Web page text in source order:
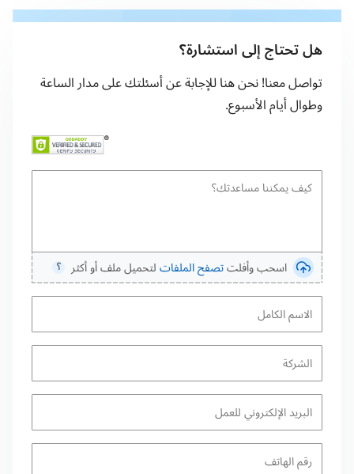
هل تحتاج إلى استشارة؟
تواصل معنا! نحن هنا للإجابة عن أسئلتك على مدار الساعة
وطوال أيام الأسبوع.
اسحب وأفلتتصفح الملفاتلتحميل ملف أو أكثر ⸮